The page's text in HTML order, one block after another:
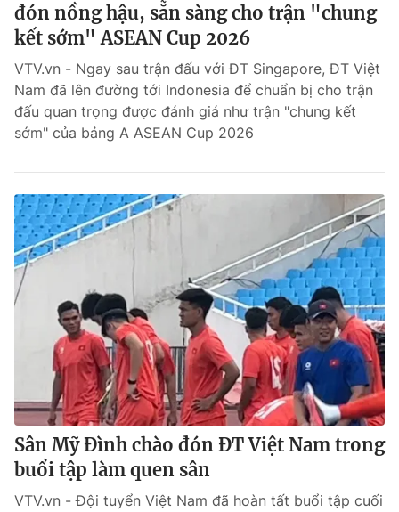
đón nồng hậu, sẵn sàng cho trận "chung
kết sớm" ASEAN Cup 2026
VTV.vn - Ngay sau trận đấu với ĐT Singapore, ĐT Việt
Nam đã lên đường tới Indonesia để chuẩn bị cho trận
đấu quan trọng được đánh giá như trận "chung kết
sớm" của bảng A ASEAN Cup 2026
Sân Mỹ Đình chào đón ĐT Việt Nam trong
buổi tập làm quen sân
VTV.vn - Đội tuyển Việt Nam đã hoàn tất buổi tập cuối